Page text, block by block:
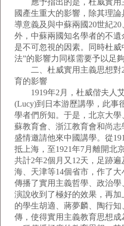
應予指出的是，杜威實用
國產生重大的影響，除其理
導意義及與中蘇兩國20世紀
外，中蘇兩國知名學者的不
是不可忽視的因素。同時杜威
法”的影響力同樣需要予以足夠
二、杜威實用主義思想對
育的影響
1919年2月，杜威偕夫人
(Lucy)到日本游歷講學，此事
學者們所知。于是，北京大
蘇教育會、浙江教育會和尚
盛情邀請他來中國講學。從
抵上海，至1921年7月離開北
共計2年2個月又12天，足跡
海、天津等14個省市，作了大
傳播了實用主義哲學、政治
演說收到了極好的效果，再
的學生胡適、蔣夢麟、陶行
傳，使得實用主義教育思想成